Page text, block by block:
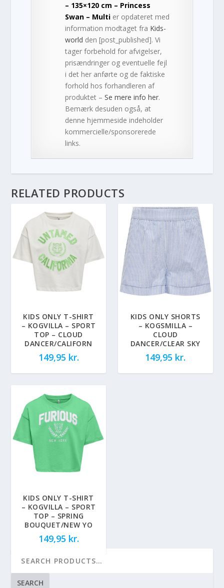
– 135×120 cm – Princess
Swan – Multi er opdateret med
information modtaget fra Kids-
world den [post_published]. Vi
tager forbehold for afvigelser,
prisændringer og eventuelle fejl
i det her anførte og de faktiske
forhold hos forhandleren af
produktet –Se mere info her.
Bemærk desuden også, at
denne hjemmeside indeholder
kommercielle/sponsorerede
links.
RELATED PRODUCTS
KIDS ONLY T-SHIRT
– KOGVILLA – SPORT
TOP – CLOUD
DANCER/CALIFORN
149,95 kr.
KIDS ONLY SHORTS
– KOGSMILLA –
CLOUD
DANCER/CLEAR SKY
149,95 kr.
KIDS ONLY T-SHIRT
– KOGVILLA – SPORT
TOP – SPRING
BOUQUET/NEW YO
149,95 kr.
SEARCH